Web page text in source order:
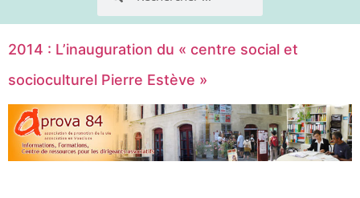
2014 : L’inauguration du « centre social et
socioculturel Pierre Estève »